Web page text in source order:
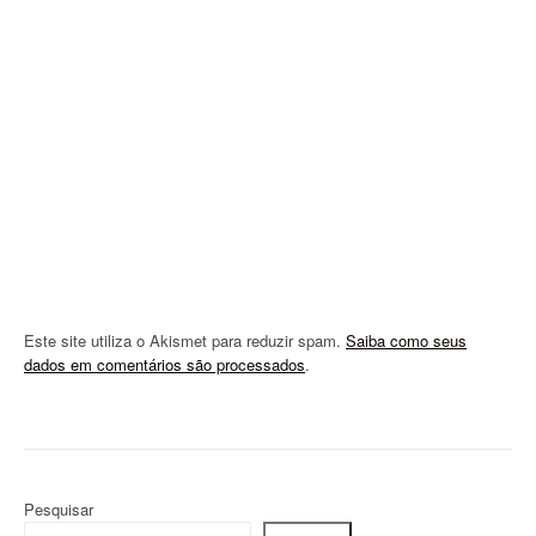
Este site utiliza o Akismet para reduzir spam. Saiba como seus
dados em comentários são processados.
Pesquisar